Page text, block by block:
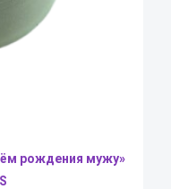
рождения мужу»